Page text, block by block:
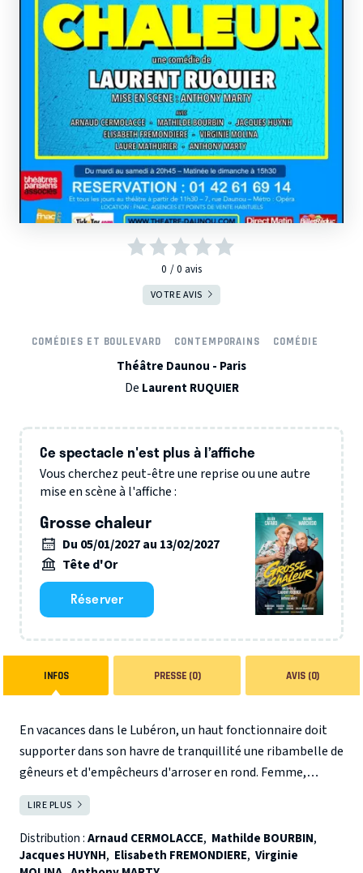
0 0 avis
VOTRE AVIS
COMÉDIES ET BOULEVARD CONTEMPORAINS COMÉDIE
Théâtre Daunou - Paris
De Laurent RUQUIER
Ce spectacle n'est plus à l’affiche
Vous cherchez peut-être une reprise ou une autre
mise en scène à l'affiche :
Grosse chaleur
Du 05/01/2027 au 13/02/2027
Tête d'Or
Réserver
INFOS PRESSE (0) AVIS (0)
En vacances dans le Lubéron, un haut fonctionnaire doit
supporter dans son havre de tranquillité une ribambelle de
gêneurs et d'empêcheurs d'arroser en rond. Femme,
enfant et belle-mère au premier rang, beau-frère et belle-
soeur en cadeau bonus. S'ajoute à l'équipe une terrible
canicule et une mère restée seule dans son appartement à
Paris. Le cocktail est bouillant, voire explosif... avec cette
LIRE PLUS
Distribution :Arnaud CERMOLACCE, Mathilde BOURBIN,
Jacques HUYNH, Elisabeth FREMONDIERE, Virginie